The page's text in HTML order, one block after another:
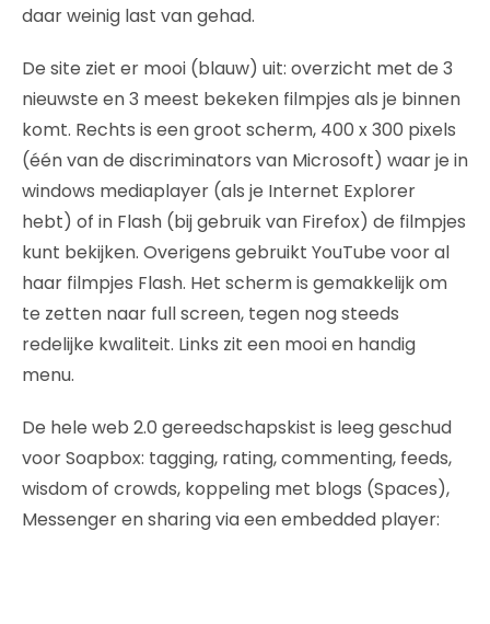
daar weinig last van gehad.
De site ziet er mooi (blauw) uit: overzicht met de 3
nieuwste en 3 meest bekeken filmpjes als je binnen
komt. Rechts is een groot scherm, 400 x 300 pixels
(één van de discriminators van Microsoft) waar je in
windows mediaplayer (als je Internet Explorer
hebt) of in Flash (bij gebruik van Firefox) de filmpjes
kunt bekijken. Overigens gebruikt YouTube voor al
haar filmpjes Flash. Het scherm is gemakkelijk om
te zetten naar full screen, tegen nog steeds
redelijke kwaliteit. Links zit een mooi en handig
menu.
De hele web 2.0 gereedschapskist is leeg geschud
voor Soapbox: tagging, rating, commenting, feeds,
wisdom of crowds, koppeling met blogs (Spaces),
Messenger en sharing via een embedded player: